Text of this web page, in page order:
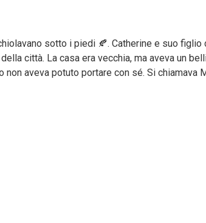
sotto i piedi 🍂. Catherine e suo
città. La casa era vecchia, ma aveva un
aveva potuto portare con sé. Si chiamava